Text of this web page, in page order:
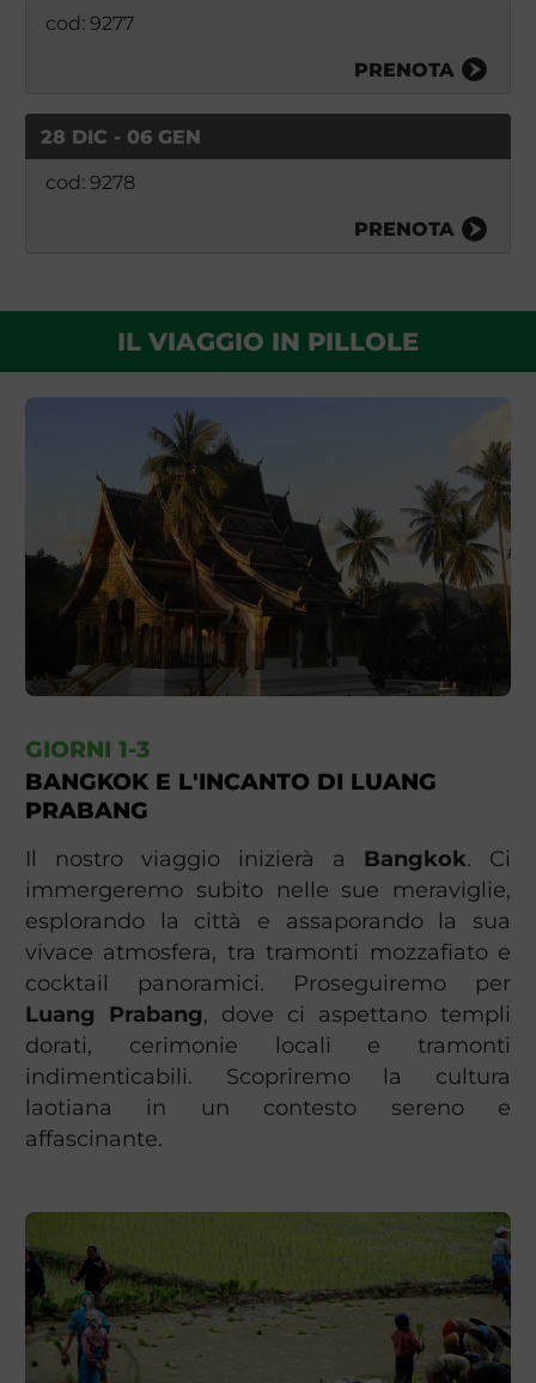
cod: 9277
PRENOTA
28 DIC - 06 GEN
cod: 9278
PRENOTA
IL VIAGGIO IN PILLOLE
GIORNI 1-3
BANGKOK E L'INCANTO DI LUANG
PRABANG
Il nostro viaggio inizierà a Bangkok. Ci
immergeremo subito nelle sue meraviglie,
esplorando la città e assaporando la sua
vivace atmosfera, tra tramonti mozzafiato e
cocktail panoramici. Proseguiremo per
Luang Prabang, dove ci aspettano templi
dorati, cerimonie locali e tramonti
indimenticabili. Scopriremo la cultura
laotiana in un contesto sereno e
affascinante.